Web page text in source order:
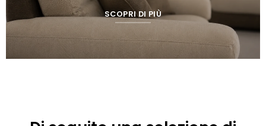
SCOPRI DI PIÙ